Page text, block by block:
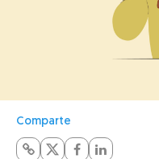
Comparte